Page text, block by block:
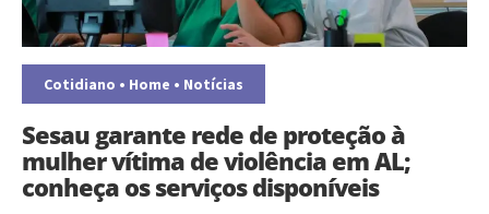
Cotidiano • Home • Notícias
Sesau garante rede de proteção à
mulher vítima de violência em AL;
conheça os serviços disponíveis